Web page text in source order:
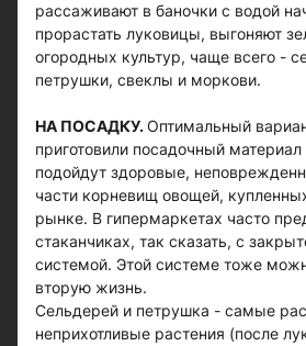
рассаживают в баночки с водой
прорастать луковицы, выгоняют
огородных культур, чаще всего -
петрушки, свеклы и моркови.
НА ПОСАДКУ.Оптимальный
приготовили посадочный материал
подойдут здоровые,
части корневищ овощей,
рынке. В гипермаркетах часто
стаканчиках, так сказать, с
системой. Этой системе тоже
вторую жизнь.
Сельдерей и петрушка - самые
неприхотливые растения (после